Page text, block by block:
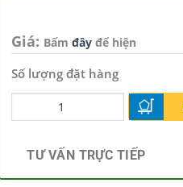
Giá: Bấm đâyđể hiện
Số lượng đặt hàng
TƯ VẤN TRỰC TIẾP